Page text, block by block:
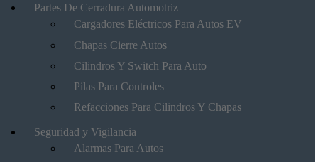
Partes De Cerradura Automotriz
Cargadores Eléctricos Para Autos EV
Chapas Cierre Autos
Cilindros Y Switch Para Auto
Pilas Para Controles
Refacciones Para Cilindros Y Chapas
Seguridad y Vigilancia
Alarmas Para Autos